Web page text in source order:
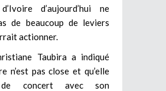
d’aujourd’hui ne
de beaucoup de leviers
actionner.
Taubira a indiqué
n’est pas close et qu’elle
concert avec son